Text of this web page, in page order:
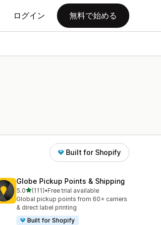
ログイン 無料で始める
Built for Shopify
Globe Pickup Points & Shipping
5.05つ星中
(111)
合計レビュー数：111件
•Free trial available
Global pickup points from 60+ carriers
& direct label printing
Built for Shopify